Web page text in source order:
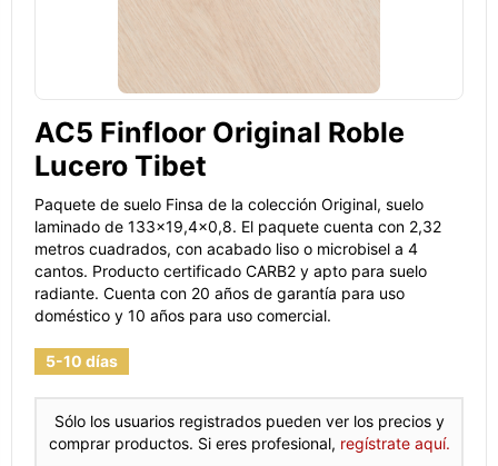
AC5 Finfloor Original Roble
Lucero Tibet
Paquete de suelo Finsa de la colección Original, suelo
laminado de 133x19,4x0,8. El paquete cuenta con 2,32
metros cuadrados, con acabado liso o microbisel a 4
cantos. Producto certificado CARB2 y apto para suelo
radiante. Cuenta con 20 años de garantía para uso
doméstico y 10 años para uso comercial.
5-10 días
Sólo los usuarios registrados pueden ver los precios y
comprar productos. Si eres profesional, regístrate aquí.